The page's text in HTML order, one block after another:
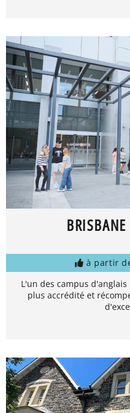
à partir
L'un des campus
plus accrédité et